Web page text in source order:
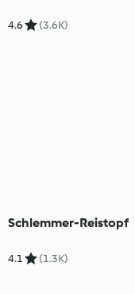
4.6 (3.6K)
Schlemmer-Reistopf
4.1 (1.3K)